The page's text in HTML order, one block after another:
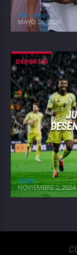
FlamaPlus
MAYO 24, 2026
DEPORTES
dh8fm
NOVIEMBRE 2, 2024